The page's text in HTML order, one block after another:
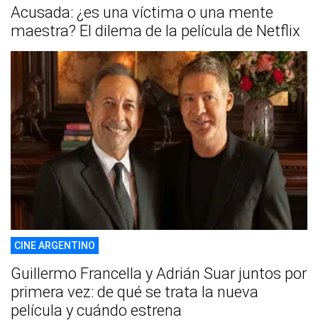
Acusada: ¿es una víctima o una mente
maestra? El dilema de la película de Netflix
CINE ARGENTINO
Guillermo Francella y Adrián Suar juntos por
primera vez: de qué se trata la nueva
película y cuándo estrena